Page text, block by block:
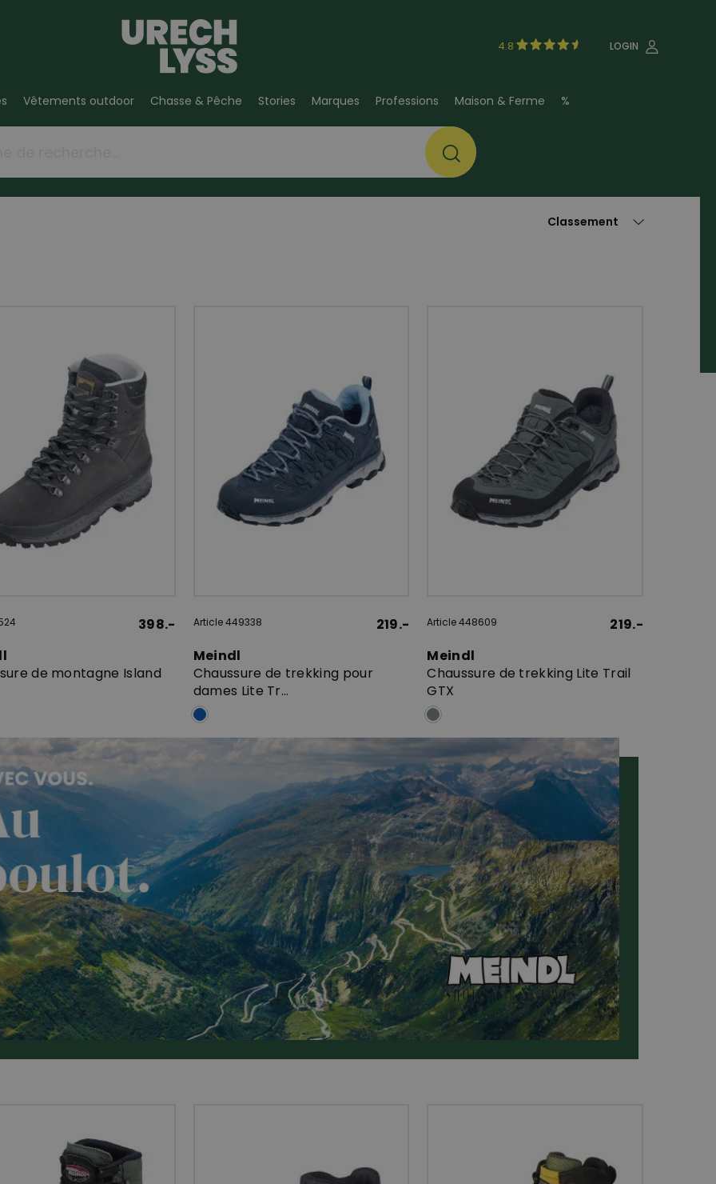
4.8 LOGIN
Vêtements outdoor Chasse & Pêche Stories Marques Professions Maison & Ferme %
398.-
de montagne Island
Article 449338
219.-
Meindl
Chaussure de trekking pour
dames Lite Tr...
Article 448609
219.-
Meindl
Chaussure de trekking Lite Trail
GTX